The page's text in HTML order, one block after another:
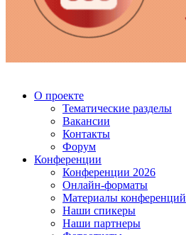
О проекте
Тематические разделы
Вакансии
Контакты
Форум
Конференции
Конференции 2026
Онлайн-форматы
Материалы конференций
Наши спикеры
Наши партнеры